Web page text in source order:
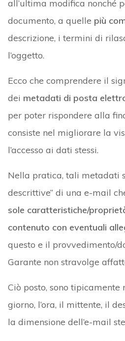
all’ultima modifica nonché
documento, a quelle più
descrizione, i termini di
l’oggetto.
Ecco che comprendere il
dei metadati di posta
per poter rispondere alla
consiste nel migliorare la
l’accesso ai dati stessi.
Nella pratica, tali metadati
descrittive” di una e-mail
sole caratteristiche/
contenuto con eventuali
questo e il provvedimento/
Garante non stravolge
Ciò posto, sono
giorno, l’ora, il mittente, il
la dimensione dell’e-mail